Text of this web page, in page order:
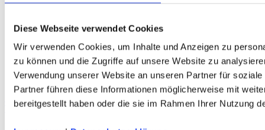
Diese Webseite verwendet Cookies
Wir verwenden Cookies, um Inhalte und Anzeigen zu
zu können und die Zugriffe auf unsere Website zu
Verwendung unserer Website an unseren Partner für
Partner führen diese Informationen möglicherweise mit
bereitgestellt haben oder die sie im Rahmen Ihrer Nutzung
FETZERL Schweißtuch
Tuch für den Hosenbund - grau/türkis - DAV-Design